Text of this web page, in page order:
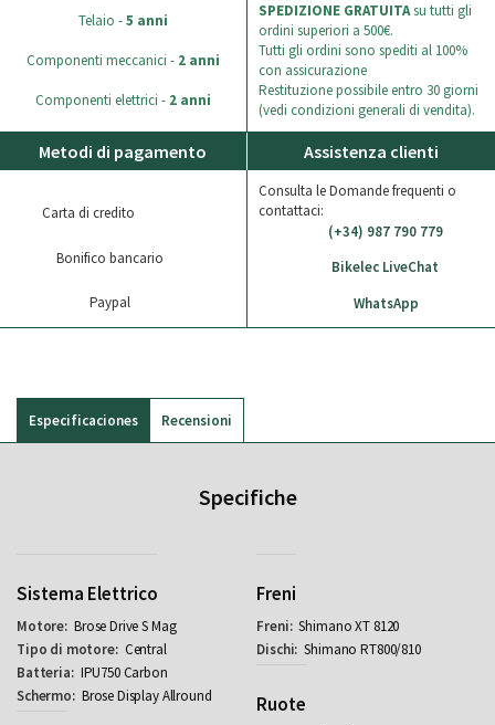
Telaio -5 anni
Componenti meccanici - 2 anni
Componenti elettrici - 2 anni
SPEDIZIONE GRATUITAsu tutti gli
ordini superiori a 500€.
Tutti gli ordini sono spediti al 100%
con assicurazione
Restituzione possibile entro 30 giorni
(vedi condizioni generali di vendita).
Metodi di pagamento
Carta di credito
Bonifico bancario
Paypal
Assistenza clienti
Consulta le Domande frequenti o
contattaci:
(+34) 987 790 779
Bikelec LiveChat
WhatsApp
Especificaciones
Specifiche
Sistema Elettrico
Brose Drive S Mag
Central
IPU750 Carbon
Brose Display Allround
Freni
Shimano XT 8120
Shimano RT800/810
Ruote
Recensioni